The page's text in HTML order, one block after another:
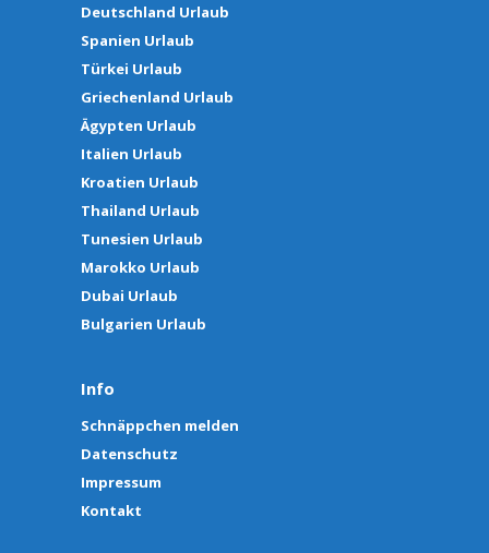
Deutschland Urlaub
Spanien Urlaub
Türkei Urlaub
Griechenland Urlaub
Ägypten Urlaub
Italien Urlaub
Kroatien Urlaub
Thailand Urlaub
Tunesien Urlaub
Marokko Urlaub
Dubai Urlaub
Bulgarien Urlaub
Info
Schnäppchen melden
Datenschutz
Impressum
Kontakt